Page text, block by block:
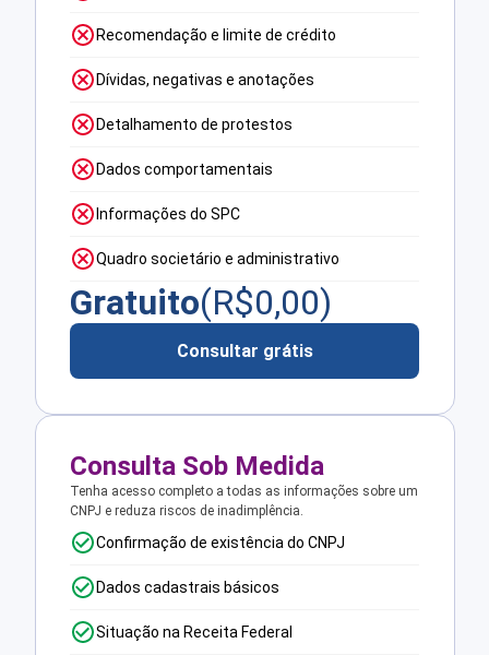
Recomendação e limite de crédito
Dívidas, negativas e anotações
Detalhamento de protestos
Dados comportamentais
Informações do SPC
Quadro societário e administrativo
Gratuito(R$0,00)
Consultar grátis
Consulta Sob Medida
Tenha acesso completo a todas as informações sobre um
CNPJ e reduza riscos de inadimplência.
Confirmação de existência do CNPJ
Dados cadastrais básicos
Situação na Receita Federal